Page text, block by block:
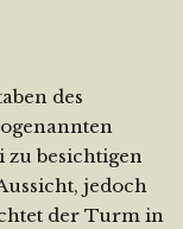
des
zu besichtigen
jedoch
der Turm in